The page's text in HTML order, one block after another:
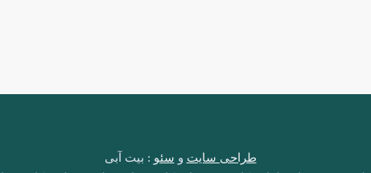
طراحی سایت و سئو : بیت آبی